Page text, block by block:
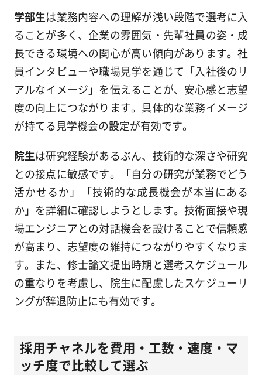
学部生は業務内容への理解が浅い段階で選考に入
ることが多く、企業の雰囲気・先輩社員の姿・成
長できる環境への関心が高い傾向があります。社
員インタビューや職場見学を通じて「入社後のリ
アルなイメージ」を伝えることが、安心感と志望
度の向上につながります。具体的な業務イメージ
が持てる見学機会の設定が有効です。
院生は研究経験があるぶん、技術的な深さや研究
との接点に敏感です。「自分の研究が業務でどう
活かせるか」「技術的な成長機会が本当にある
か」を詳細に確認しようとします。技術面接や現
場エンジニアとの対話機会を設けることで信頼感
が高まり、志望度の維持につながりやすくなりま
す。また、修士論文提出時期と選考スケジュール
の重なりを考慮し、院生に配慮したスケジューリ
ングが辞退防止にも有効です。
採用チャネルを費用・工数・速度・マ
ッチ度で比較して選ぶ